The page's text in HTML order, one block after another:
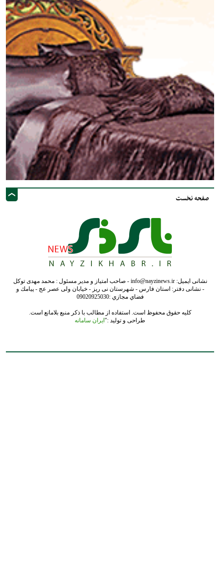
صفحه نخست
نشانی ایمیل: info@nayzinews.ir - صاحب امتیاز و مدیر مسئول : محمد مهدی توکل
- نشانی دفتر: استان فارس - شهرستان نی ریز - خیابان ولی عصر عج - پيامك و
فضاي مجازي :09020925030
کلیه حقوق محفوظ است. استفاده از مطالب با ذکر منبع بلامانع است.
طراحی و تولید :" ایران سامانه